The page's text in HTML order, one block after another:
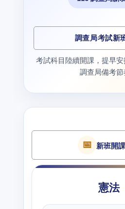
調查局考試新
考試科目陸續開課，提早
調查局備考節
📅 新班開
憲法